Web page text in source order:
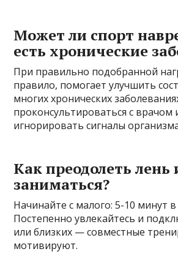
Может ли спорт
есть хронические
При правильно подобранной
правило, помогает улучшить
многих хронических
проконсультироваться с врачом
игнорировать сигналы
Как преодолеть лень
заниматься?
Начинайте с малого: 5-10 минут
Постепенно увлекайтесь и
или близких — совместные
мотивируют.